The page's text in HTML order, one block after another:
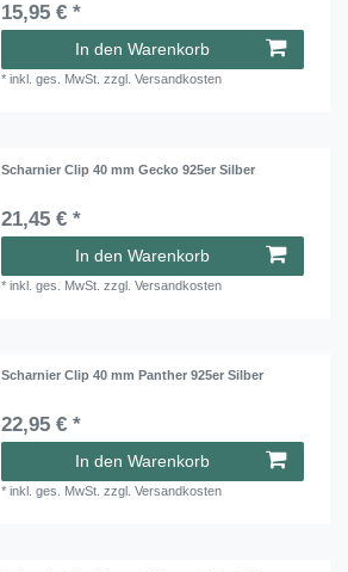
15,95 € *
In den Warenkorb
*inkl. ges. MwSt. zzgl.Versandkosten
Scharnier Clip 40 mm Gecko 925er Silber
21,45 € *
In den Warenkorb
*inkl. ges. MwSt. zzgl.Versandkosten
Scharnier Clip 40 mm Panther 925er Silber
22,95 € *
In den Warenkorb
*inkl. ges. MwSt. zzgl.Versandkosten